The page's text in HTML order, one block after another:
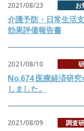
2021/08/23 お
介護予防・日常生活
効果評価報告書
2021/08/10
No.674 医療経済研
しました。
2021/08/09 調査